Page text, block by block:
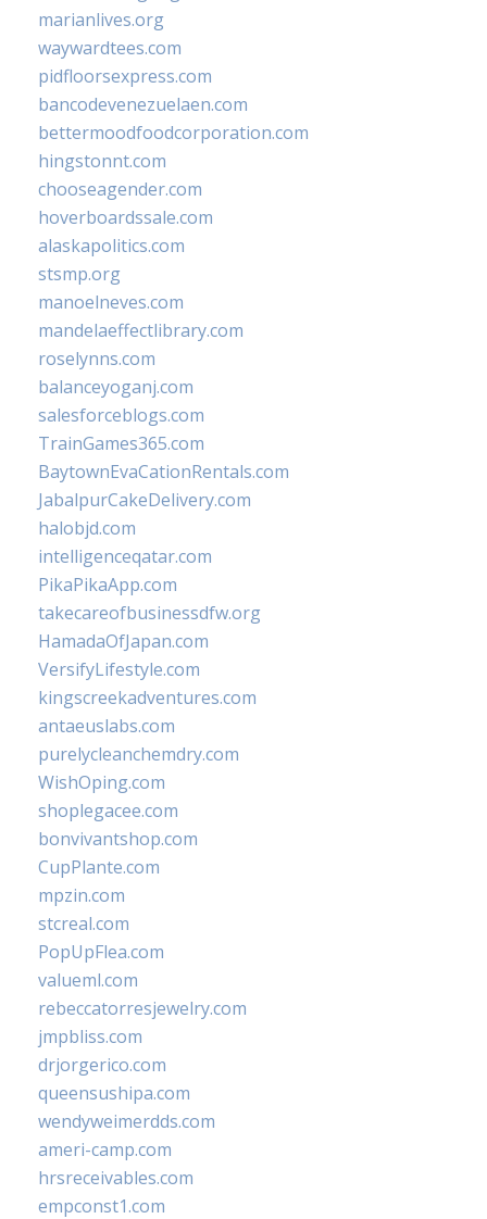
marianlives.org
waywardtees.com
pidfloorsexpress.com
bancodevenezuelaen.com
bettermoodfoodcorporation.com
hingstonnt.com
chooseagender.com
hoverboardssale.com
alaskapolitics.com
stsmp.org
manoelneves.com
mandelaeffectlibrary.com
roselynns.com
balanceyoganj.com
salesforceblogs.com
TrainGames365.com
BaytownEvaCationRentals.com
JabalpurCakeDelivery.com
halobjd.com
intelligenceqatar.com
PikaPikaApp.com
takecareofbusinessdfw.org
HamadaOfJapan.com
VersifyLifestyle.com
kingscreekadventures.com
antaeuslabs.com
purelycleanchemdry.com
WishOping.com
shoplegacee.com
bonvivantshop.com
CupPlante.com
mpzin.com
stcreal.com
PopUpFlea.com
valueml.com
rebeccatorresjewelry.com
jmpbliss.com
drjorgerico.com
queensushipa.com
wendyweimerdds.com
ameri-camp.com
hrsreceivables.com
empconst1.com